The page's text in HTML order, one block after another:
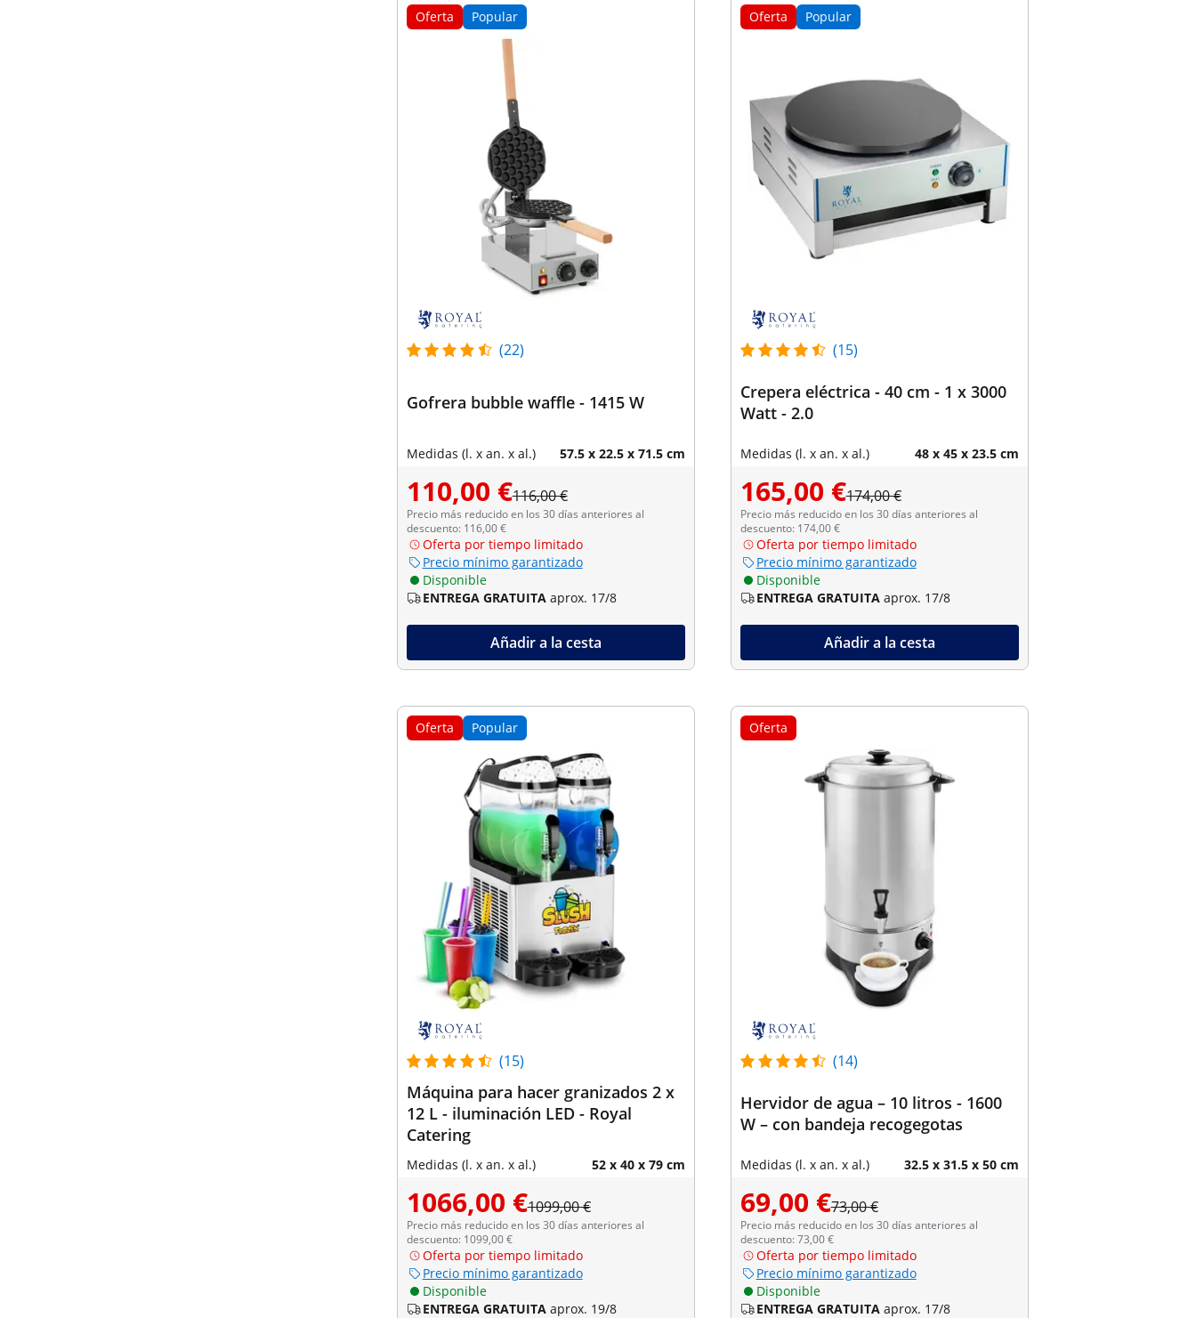
Oferta Popular
(22)
Gofrera bubble waffle - 1415 W
Medidas (l. x an. x al.) 57.5 x 22.5 x 71.5 cm
110,00 €116,00 €
Precio más reducido en los 30 días anteriores al
descuento: 116,00 €
Oferta por tiempo limitado
Precio mínimo garantizado
Disponible
ENTREGA GRATUITA aprox. 17/8
Añadir a la cesta
Oferta Popular
(15)
Crepera eléctrica - 40 cm - 1 x 3000
Watt - 2.0
Medidas (l. x an. x al.) 48 x 45 x 23.5 cm
165,00 €174,00 €
Precio más reducido en los 30 días anteriores al
descuento: 174,00 €
Oferta por tiempo limitado
Precio mínimo garantizado
Disponible
ENTREGA GRATUITA aprox. 17/8
Añadir a la cesta
Oferta Popular
(15)
Máquina para hacer granizados 2 x
12 L - iluminación LED - Royal
Catering
Medidas (l. x an. x al.) 52 x 40 x 79 cm
1066,00 €1099,00 €
Precio más reducido en los 30 días anteriores al
descuento: 1099,00 €
Oferta por tiempo limitado
Precio mínimo garantizado
Disponible
ENTREGA GRATUITA aprox. 19/8
Oferta
(14)
Hervidor de agua – 10 litros - 1600
W – con bandeja recogegotas
Medidas (l. x an. x al.) 32.5 x 31.5 x 50 cm
69,00 €73,00 €
Precio más reducido en los 30 días anteriores al
descuento: 73,00 €
Oferta por tiempo limitado
Precio mínimo garantizado
Disponible
ENTREGA GRATUITA aprox. 17/8